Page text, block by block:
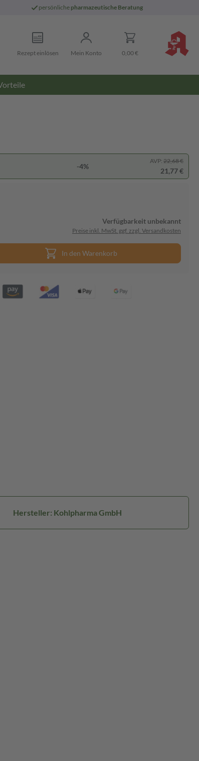
persönliche pharmazeutische Beratung
Rezept einlösen Mein Konto 0,00 €
-4%
AVP: 22,68 €
21,77 €
Verfügbarkeit unbekannt
Preise inkl. MwSt. ggf. zzgl. Versandkosten
In den Warenkorb
Hersteller: Kohlpharma GmbH